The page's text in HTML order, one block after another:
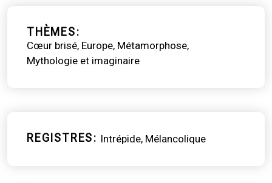
THÈMES
Cœur brisé Europe Métamorphose
Mythologie et imaginaire
REGISTRES Intrépide Mélancolique